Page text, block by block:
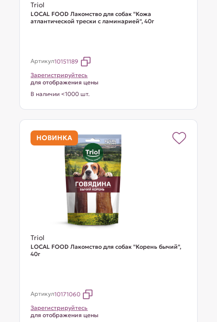
Triol
LOCAL FOOD Лакомство для собак "Кожа
атлантической трески с ламинарией", 40г
Артикул10151189
Зарегистрируйтесь
для отображения цены
В наличии <1000 шт.
НОВИНКА
Triol
LOCAL FOOD Лакомство для собак "Корень бычий",
40г
Артикул10171060
Зарегистрируйтесь
для отображения цены